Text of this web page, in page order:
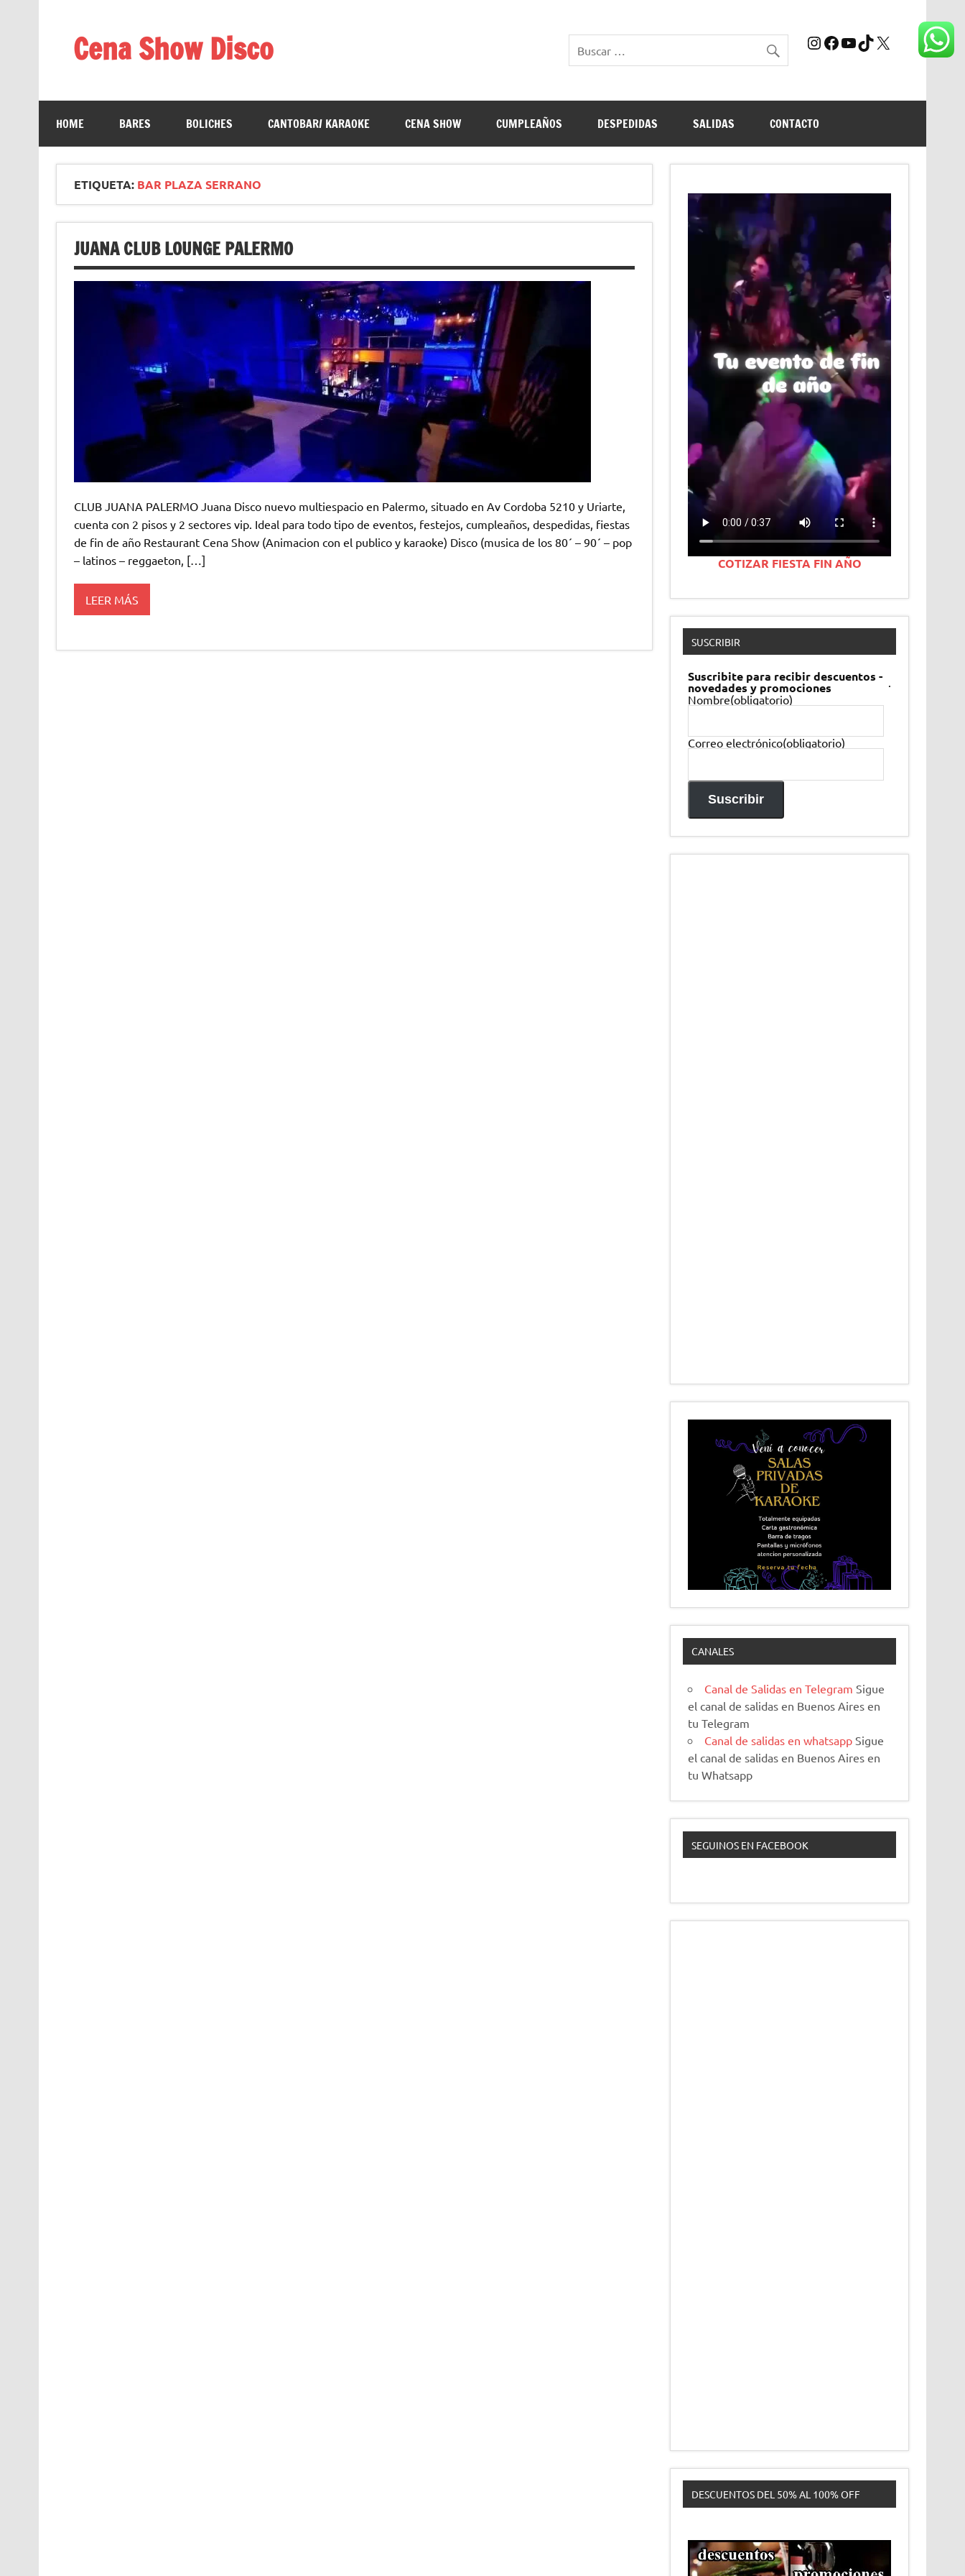
Cena Show Disco InstagramFacebook YouTube TikTok X
HOME BARES BOLICHES CANTOBAR/ KARAOKE CENA SHOW CUMPLEAÑOS DESPEDIDAS SALIDAS CONTACTO
ETIQUETA: BAR PLAZA SERRANO
JUANA CLUB LOUNGE PALERMO
CLUB JUANA PALERMO Juana Disco nuevo multiespacio en Palermo, situado en Av Cordoba 5210 y Uriarte,
cuenta con 2 pisos y 2 sectores vip. Ideal para todo tipo de eventos, festejos, cumpleaños, despedidas, fiestas
de fin de año Restaurant Cena Show (Animacion con el publico y karaoke) Disco (musica de los 80´ – 90´ – pop
– latinos – reggaeton, […]
LEER MÁS
COTIZAR FIESTA FIN AÑO
SUSCRIBIR
Suscribite para recibir descuentos -
novedades y promociones
.
Nombre(obligatorio)
Correo electrónico(obligatorio)
Suscribir
CANALES
Canal de Salidas en Telegram Sigue
el canal de salidas en Buenos Aires en
tu Telegram
Canal de salidas en whatsapp Sigue
el canal de salidas en Buenos Aires en
tu Whatsapp
SEGUINOS EN FACEBOOK
DESCUENTOS DEL 50% AL 100% OFF